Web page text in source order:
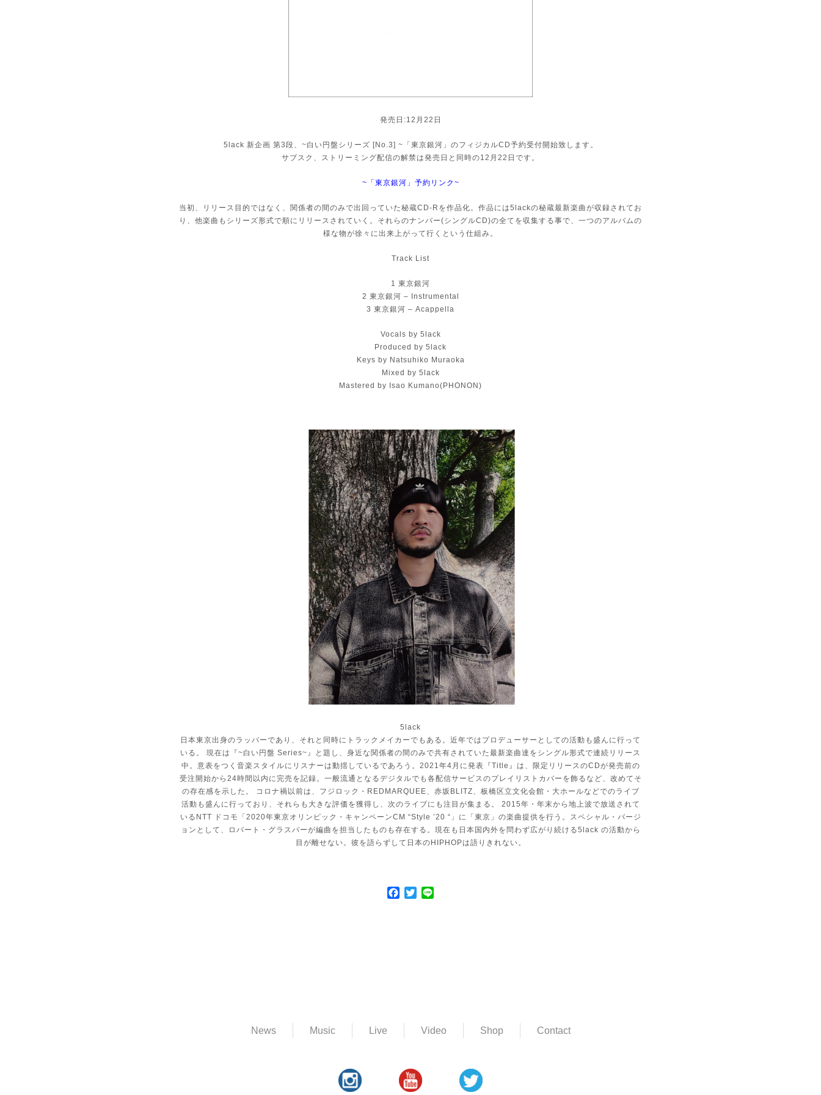
発売日:12月22日
5lack 新企画 第3段、~白い円盤シリーズ [No.3] ~「東京銀河」のフィジカルCD予約受付開始致します。
サブスク、ストリーミング配信の解禁は発売日と同時の12月22日です。
~「東京銀河」予約リンク~
当初、リリース目的ではなく、関係者の間のみで出回っていた秘蔵CD-Rを作品化。作品には5lackの秘蔵最新楽曲が収録されてお
り、他楽曲もシリーズ形式で順にリリースされていく。それらのナンバー(シングルCD)の全てを収集する事で、一つのアルバムの
様な物が徐々に出来上がって行くという仕組み。
Track List
1 東京銀河
2 東京銀河 – Instrumental
3 東京銀河 – Acappella
Vocals by 5lack
Produced by 5lack
Keys by Natsuhiko Muraoka
Mixed by 5lack
Mastered by Isao Kumano(PHONON)
5lack
日本東京出身のラッパーであり、それと同時にトラックメイカーで もある。近年ではプロデューサーとしての活動も盛んに行って
いる 。 現在は『~白い円盤 Series~』と題し、身近な関係者の間のみで共有されていた最新楽曲達をシングル形式で連続リリース
中。意表をつく音楽スタ イルにリスナーは動揺しているであろう。2021年4月に発表『Title』は、限定リリースのCDが発売前の
受注開始から24時間以内に完売を記録。一般流通となるデジタルでも各配信サービスのプレイリストカバーを飾るなど、改めてそ
の存在感を示した。 コロナ禍以前は、フジロック・REDMARQUEE、赤坂BLITZ、板橋区立文化会館・大ホールなどでのライブ
活動も盛んに行 っており、それらも大きな評価を獲得し、
次のライブにも注目が集まる。 2015年・年末から地上波で放送されて
いるNTT ドコモ「2020年東京オリンピック・キャンペーンCM “Style ’20 “」に「東京」の楽曲提供を行う。スペシャル・バージ
ョンとして 、ロバート・グラスパーが編曲を担当したものも存在する。現在も 日本国内外を問わず広がり続ける5lack の活動から
目が離せない。彼を語らずして日本のHIPHOPは語 りきれない。
Facebook
Twitter
News Music Live Video Shop Contact